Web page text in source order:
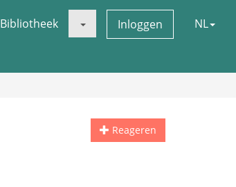
Bibliotheek Inloggen NL
Reageren